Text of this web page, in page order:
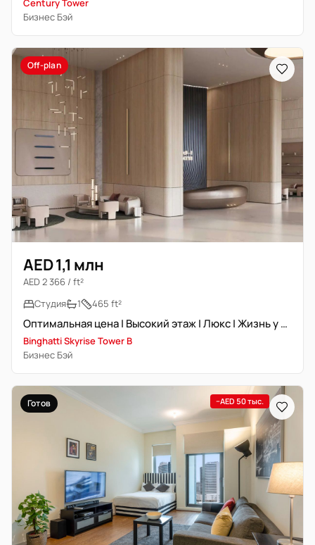
Century Tower
Бизнес Бэй
Off-plan
AED 1,1 млн
AED 2 366 / ft²
Студия
1 465 ft²
Оптимальная цена | Высокий этаж | Люкс | Жизнь у воды
Binghatti Skyrise Tower B
Бизнес Бэй
Готов −AED 50 тыс.